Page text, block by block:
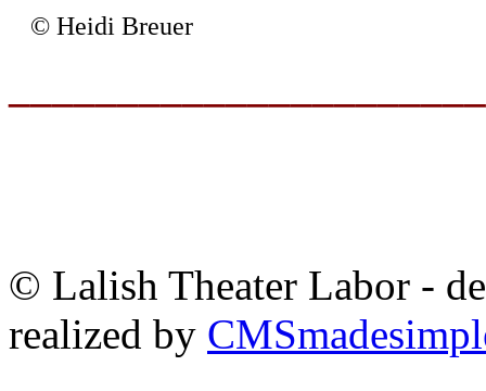
© Heidi Breuer
© Lalish Theater Labor -
realized by